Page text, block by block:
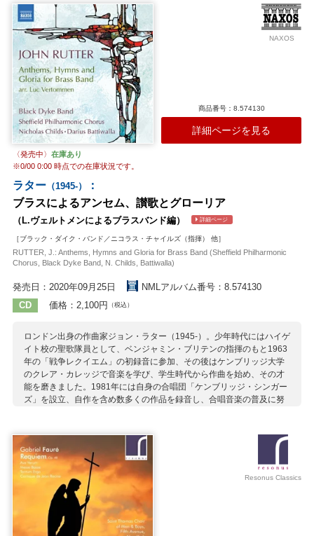
ンジで締めくくられます。クリスマスを彩る華やかな1枚です。
収録作曲家：
伝承曲
ラター NAXOS
商品番号：8.574130
詳細ページを見る
〈発売中〉 在庫あり
※0/00 0:00時点での在庫状況です。
ラター（1945-）
：
ブラスによるアンセム、讃歌とグローリア
（L.ヴェルトメンによるブラスバンド編） 詳細ページ
［ブラック・ダイク・バンド／ニコラス・チャイルズ（指揮） 他］
RUTTER, J.: Anthems, Hymns and Gloria for Brass Band (Sheffield Philharmonic
Chorus, Black Dyke Band, N. Childs, Battiwalla)
発売日：2020年09月25日
NMLアルバム番号：8.574130
CD
価格：2,100円 （税込）
ロンドン出身の作曲家ジョン・ラター（1945-）。少年時代にはハイゲ
イト校の聖歌隊員として、ベンジャミン・ブリテンの指揮のもと1963
年の「戦争レクイエム」の初録音に参加、その後はケンブリッジ大学
のクレア・カレッジで音楽を学び、学生時代から作曲を始め、その才
能を磨きました。1981年には自身の合唱団「ケンブリッジ・シンガー
ズ」を設立、自作を含め数多くの作品を録音し、合唱音楽の普及に努
奏されています。 このアルバムではラターの名曲をブラスバンド版に
編曲、演奏は世界中で広く愛されているブラック・ダイク・バンドが
担当しました。有名な「ピエ・イエズ」ではボーイ・ソプラノのソ
ロ・パートをコルネットが演奏するなど、作品に新たな光を当ててい
収録作曲家：
ラター
Resonus Classics